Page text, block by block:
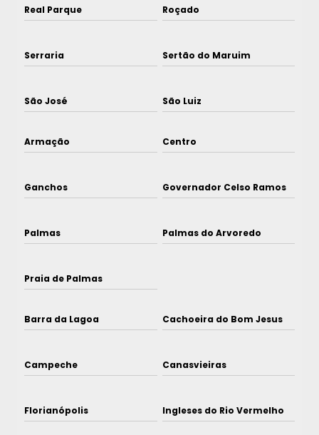
Real Parque Roçado
Serraria Sertão do Maruim
São José São Luiz
Armação Centro
Ganchos Governador Celso Ramos
Palmas Palmas do Arvoredo
Praia de Palmas
Barra da Lagoa Cachoeira do Bom Jesus
Campeche Canasvieiras
Florianópolis Ingleses do Rio Vermelho